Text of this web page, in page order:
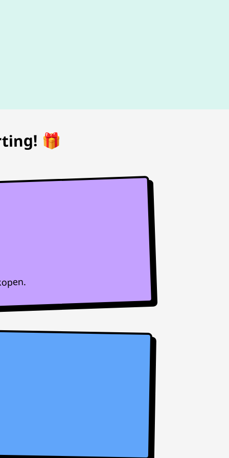
🎁